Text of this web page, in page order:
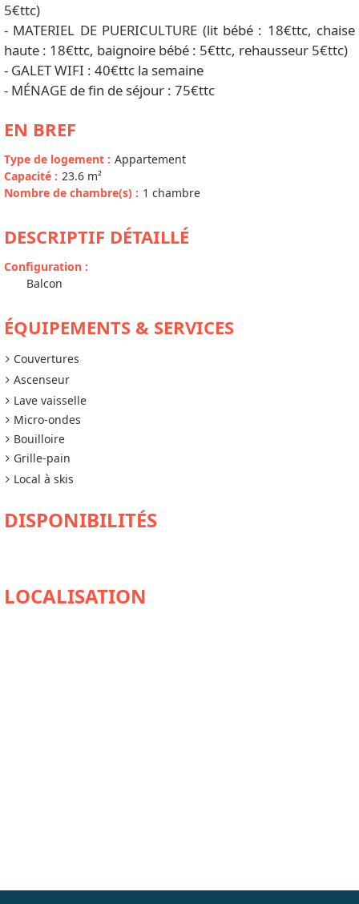
5€ttc)
- MATERIEL DE PUERICULTURE (lit bébé : 18€ttc, chaise
haute : 18€ttc, baignoire bébé : 5€ttc, rehausseur 5€ttc)
- GALET WIFI : 40€ttc la semaine
- MÉNAGE de fin de séjour : 75€ttc
EN BREF
Type de logement : Appartement
Capacité : 23.6 m²
Nombre de chambre(s) : 1 chambre
DESCRIPTIF DÉTAILLÉ
Configuration :
Balcon
ÉQUIPEMENTS & SERVICES
Couvertures
Ascenseur
Lave vaisselle
Micro-ondes
Bouilloire
Grille-pain
Local à skis
DISPONIBILITÉS